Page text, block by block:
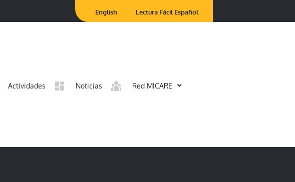
English Lectura Fácil Español
Actividades Noticias Red MICARE